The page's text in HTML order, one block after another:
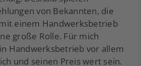
von Bekannten, die
einem Handwerksbetrieb
große Rolle. Für mich
Handwerksbetrieb vor allem
und seinen Preis wert sein.